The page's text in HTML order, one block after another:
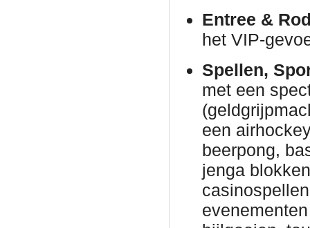
Entree &
het VIP-
Spellen,
met een
een
beerpong,
jenga